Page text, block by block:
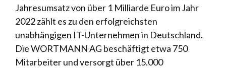
Jahresumsatz von über 1 Milliarde Euro im Jahr
2022 zählt es zu den erfolgreichsten
unabhängigen IT-Unternehmen in Deutschland.
Die WORTMANN AG beschäftigt etwa 750
Mitarbeiter und versorgt über 15.000